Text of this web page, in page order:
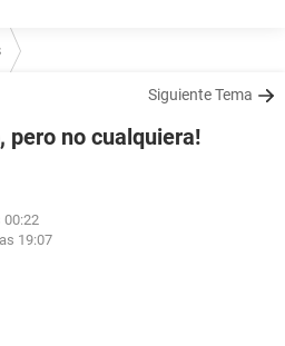
Siguiente Tema
pero no cualquiera!
00:22
19:07